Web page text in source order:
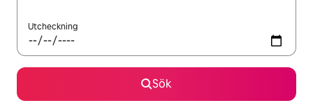
Utcheckning
Sök